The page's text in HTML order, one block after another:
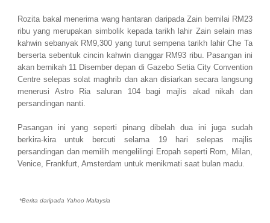
Rozita bakal menerima wang hantaran daripada Zain bernilai RM23
ribu yang merupakan simbolik kepada tarikh lahir Zain selain mas
kahwin sebanyak RM9,300 yang turut sempena tarikh lahir Che Ta
berserta sebentuk cincin kahwin dianggar RM93 ribu. Pasangan ini
akan bernikah 11 Disember depan di Gazebo Setia City Convention
Centre selepas solat maghrib dan akan disiarkan secara langsung
menerusi Astro Ria saluran 104 bagi majlis akad nikah dan
persandingan nanti.
Pasangan ini yang seperti pinang dibelah dua ini juga sudah
berkira-kira untuk bercuti selama 19 hari selepas majlis
persandingan dan memilih mengelilingi Eropah seperti Rom, Milan,
Venice, Frankfurt, Amsterdam untuk menikmati saat bulan madu.
*Berita daripada Yahoo Malaysia